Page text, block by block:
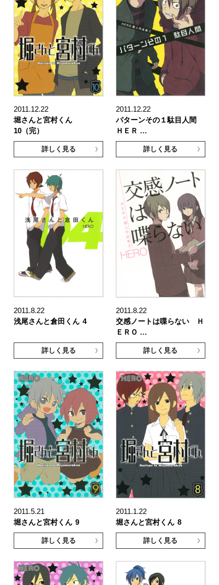
2011.12.22
堀さんと宮村くん
10（完）
詳しく見る
2011.12.22
パターンその１駄目人間
ＨＥＲ …
詳しく見る
2011.8.22
浅尾さんと倉田くん 4
詳しく見る
2011.8.22
交感ノートは喋らない Ｈ
ＥＲＯ …
詳しく見る
2011.5.21
堀さんと宮村くん 9
詳しく見る
2011.1.22
堀さんと宮村くん 8
詳しく見る